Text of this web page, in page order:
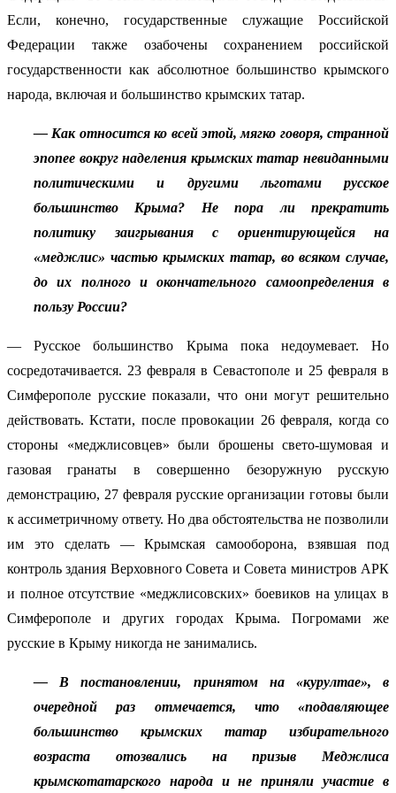
Если, конечно, государственные служащие Российской
Федерации также озабочены сохранением российской
государственности как абсолютное большинство крымского
народа, включая и большинство крымских татар.
— Как относится ко всей этой, мягко говоря, странной
эпопее вокруг наделения крымских татар невиданными
политическими и другими льготами русское
большинство Крыма? Не пора ли прекратить
политику заигрывания с ориентирующейся на
«меджлис» частью крымских татар, во всяком случае,
до их полного и окончательного самоопределения в
пользу России?
— Русское большинство Крыма пока недоумевает. Но
сосредотачивается. 23 февраля в Севастополе и 25 февраля в
Симферополе русские показали, что они могут решительно
действовать. Кстати, после провокации 26 февраля, когда со
стороны «меджлисовцев» были брошены свето-шумовая и
газовая гранаты в совершенно безоружную русскую
демонстрацию, 27 февраля русские организации готовы были
к ассиметричному ответу. Но два обстоятельства не позволили
им это сделать — Крымская самооборона, взявшая под
контроль здания Верховного Совета и Совета министров АРК
и полное отсутствие «меджлисовских» боевиков на улицах в
Симферополе и других городах Крыма. Погромами же
русские в Крыму никогда не занимались.
— В постановлении, принятом на «курултае», в
очередной раз отмечается, что «подавляющее
большинство крымских татар избирательного
возраста отозвались на призыв Меджлиса
крымскотатарского народа и не приняли участие в